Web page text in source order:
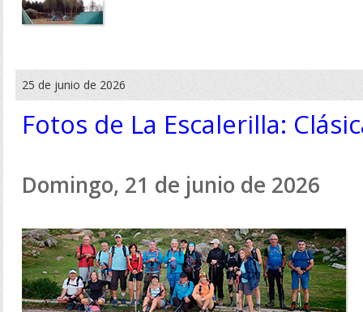
25 de junio de 2026
Fotos de La Escalerilla:
Domingo, 21 de junio de 2026